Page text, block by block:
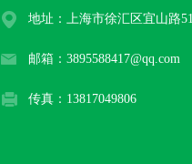
地址：上海市徐汇区宜山路
邮箱：3895588417@qq.com
传真：13817049806